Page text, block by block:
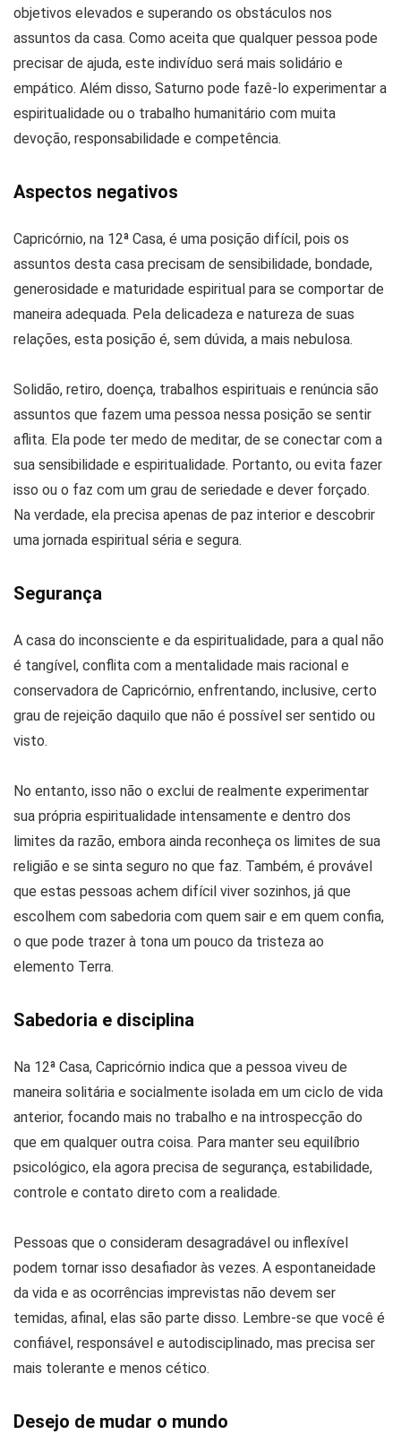
objetivos elevados e superando os obstáculos nos
assuntos da casa. Como aceita que qualquer pessoa pode
precisar de ajuda, este indivíduo será mais solidário e
empático. Além disso, Saturno pode fazê-lo experimentar a
espiritualidade ou o trabalho humanitário com muita
devoção, responsabilidade e competência.
Aspectos negativos
Capricórnio, na 12ª Casa, é uma posição difícil, pois os
assuntos desta casa precisam de sensibilidade, bondade,
generosidade e maturidade espiritual para se comportar de
maneira adequada. Pela delicadeza e natureza de suas
relações, esta posição é, sem dúvida, a mais nebulosa.
Solidão, retiro, doença, trabalhos espirituais e renúncia são
assuntos que fazem uma pessoa nessa posição se sentir
aflita. Ela pode ter medo de meditar, de se conectar com a
sua sensibilidade e espiritualidade. Portanto, ou evita fazer
isso ou o faz com um grau de seriedade e dever forçado.
Na verdade, ela precisa apenas de paz interior e descobrir
uma jornada espiritual séria e segura.
Segurança
A casa do inconsciente e da espiritualidade, para a qual não
é tangível, conflita com a mentalidade mais racional e
conservadora de Capricórnio, enfrentando, inclusive, certo
grau de rejeição daquilo que não é possível ser sentido ou
visto.
No entanto, isso não o exclui de realmente experimentar
sua própria espiritualidade intensamente e dentro dos
limites da razão, embora ainda reconheça os limites de sua
religião e se sinta seguro no que faz. Também, é provável
que estas pessoas achem difícil viver sozinhos, já que
escolhem com sabedoria com quem sair e em quem confia,
o que pode trazer à tona um pouco da tristeza ao
elemento Terra.
Sabedoria e disciplina
Na 12ª Casa, Capricórnio indica que a pessoa viveu de
maneira solitária e socialmente isolada em um ciclo de vida
anterior, focando mais no trabalho e na introspecção do
que em qualquer outra coisa. Para manter seu equilíbrio
psicológico, ela agora precisa de segurança, estabilidade,
controle e contato direto com a realidade.
Pessoas que o consideram desagradável ou inflexível
podem tornar isso desafiador às vezes. A espontaneidade
da vida e as ocorrências imprevistas não devem ser
temidas, afinal, elas são parte disso. Lembre-se que você é
confiável, responsável e autodisciplinado, mas precisa ser
mais tolerante e menos cético.
Desejo de mudar o mundo